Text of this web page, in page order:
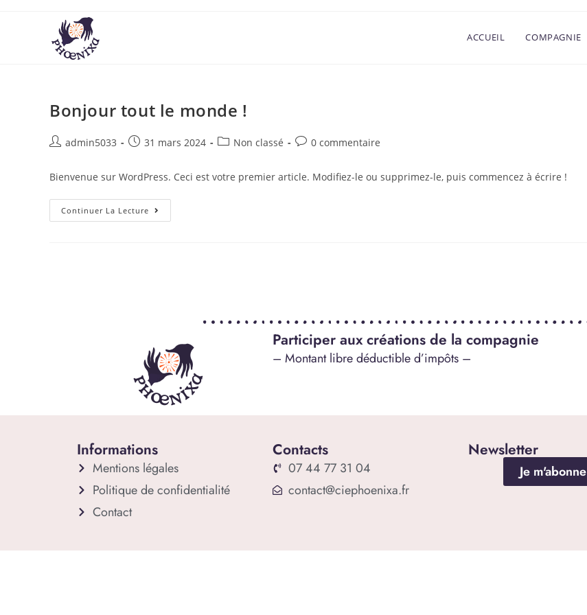
ACCUEIL COMPAGNIE
Bonjour tout le monde !
admin5033 31 mars 2024 Non classé 0 commentaire
Bienvenue sur WordPress. Ceci est votre premier article. Modifiez-le ou supprimez-le, puis commencez à écrire !
Continuer La Lecture
Participer aux créations de la compagnie
– Montant libre déductible d’impôts –
Informations
Mentions légales
Politique de confidentialité
Contact
Contacts
07 44 77 31 04
contact@ciephoenixa.fr
Newsletter
Je m'abonne